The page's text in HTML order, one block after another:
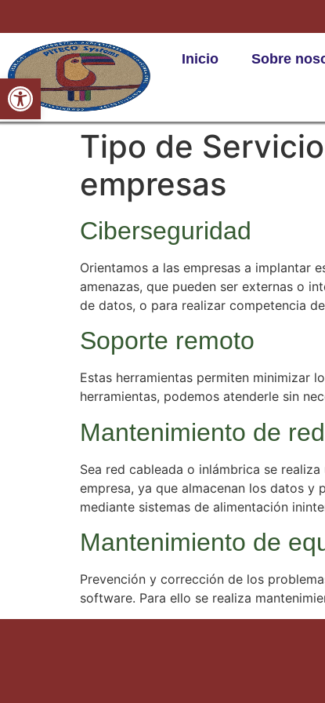
Abrir barra de herramientas
Inicio Sobre
Tipo de
empresas
Ciberseguridad
Orientamos a las empresas a implantar
amenazas, que pueden ser externas o
de datos, o para realizar competencia
Soporte remoto
Estas herramientas permiten minimizar
herramientas, podemos atenderle sin
Mantenimiento de
Sea red cableada o inlámbrica se
empresa, ya que almacenan los datos y
mediante sistemas de alimentación
Mantenimiento de
Prevención y corrección de los
software. Para ello se realiza